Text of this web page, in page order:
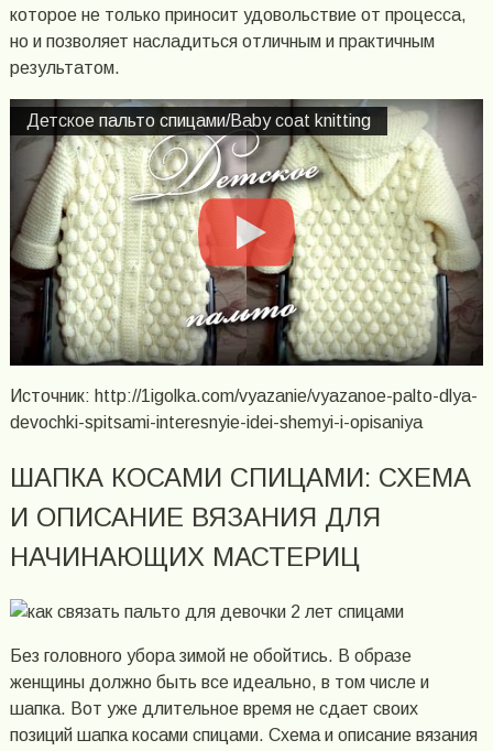
которое не только приносит удовольствие от процесса,
но и позволяет насладиться отличным и практичным
результатом.
Детское пальто спицами/Вaby coat knitting
Источник: http://1igolka.com/vyazanie/vyazanoe-palto-dlya-
devochki-spitsami-interesnyie-idei-shemyi-i-opisaniya
ШАПКА КОСАМИ СПИЦАМИ: СХЕМА
И ОПИСАНИЕ ВЯЗАНИЯ ДЛЯ
НАЧИНАЮЩИХ МАСТЕРИЦ
Без головного убора зимой не обойтись. В образе
женщины должно быть все идеально, в том числе и
шапка. Вот уже длительное время не сдает своих
позиций шапка косами спицами. Схема и описание вязания